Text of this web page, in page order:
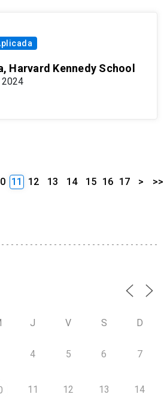
Harvard Kennedy School
2024
11 12 13 14 15 16 17 > >>
J V S D
4 5 6 7
11 12 13 14